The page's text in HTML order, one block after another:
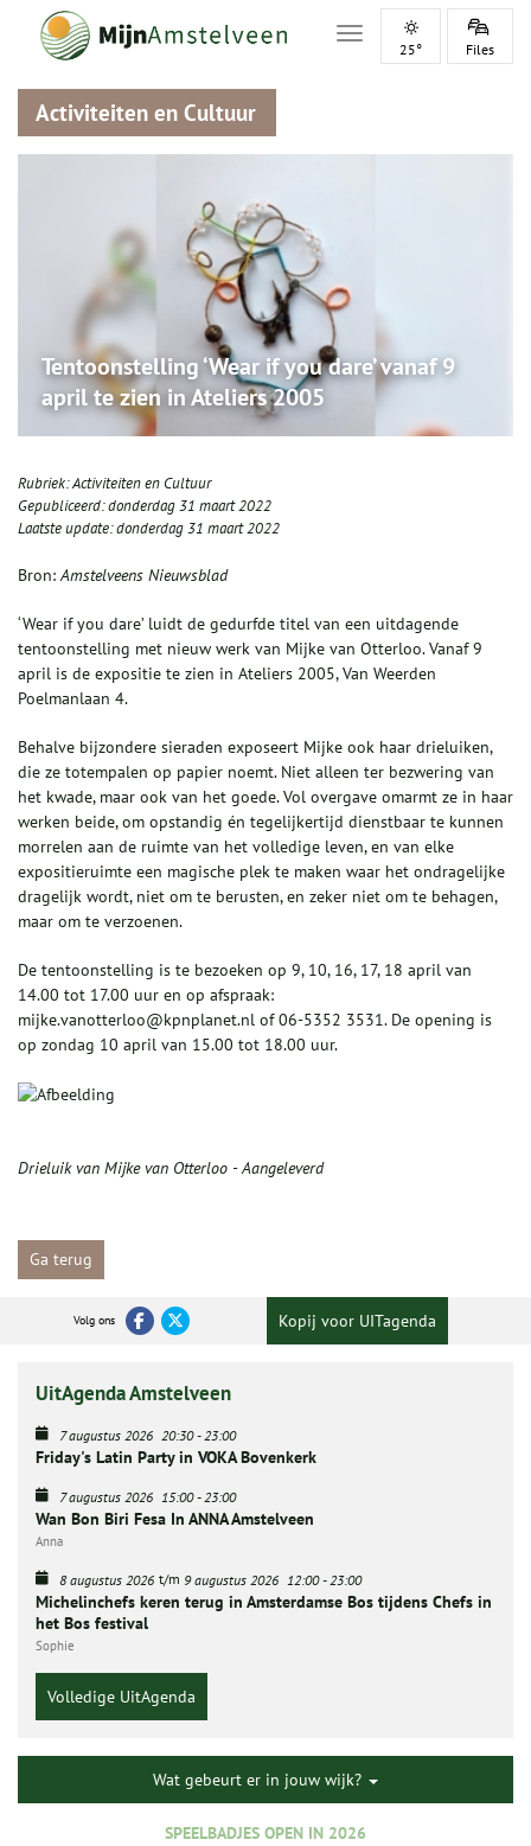
Toggle navigation
25° Files
Activiteiten en Cultuur
Tentoonstelling ‘Wear if you dare’ vanaf 9
april te zien in Ateliers 2005
Rubriek:Activiteiten en Cultuur
Gepubliceerd:donderdag 31 maart 2022
Laatste update:donderdag 31 maart 2022
Bron:Amstelveens Nieuwsblad
‘Wear if you dare’ luidt de gedurfde titel van een uitdagende
tentoonstelling met nieuw werk van Mijke van Otterloo. Vanaf 9
april is de expositie te zien in Ateliers 2005, Van Weerden
Poelmanlaan 4.
Behalve bijzondere sieraden exposeert Mijke ook haar drieluiken,
die ze totempalen op papier noemt. Niet alleen ter bezwering van
het kwade, maar ook van het goede. Vol overgave omarmt ze in haar
werken beide, om opstandig én tegelijkertijd dienstbaar te kunnen
morrelen aan de ruimte van het volledige leven, en van elke
expositieruimte een magische plek te maken waar het ondragelijke
dragelijk wordt, niet om te berusten, en zeker niet om te behagen,
maar om te verzoenen.
De tentoonstelling is te bezoeken op 9, 10, 16, 17, 18 april van
14.00 tot 17.00 uur en op afspraak:
mijke.vanotterloo@kpnplanet.nl of 06-5352 3531. De opening is
op zondag 10 april van 15.00 tot 18.00 uur.
Drieluik van Mijke van Otterloo - Aangeleverd
Ga terug
Volg ons Kopij voor UITagenda
UitAgenda Amstelveen
7 augustus 2026 20:30-23:00
Friday's Latin Party in VOKA Bovenkerk
7 augustus 2026 15:00-23:00
Wan Bon Biri Fesa In ANNA Amstelveen
Anna
8 augustus 2026 t/m 9 augustus 2026 12:00-23:00
Michelinchefs keren terug in Amsterdamse Bos tijdens Chefs in
het Bos festival
Sophie
Volledige UitAgenda
Wat gebeurt er in jouw wijk?
SPEELBADJES OPEN IN 2026